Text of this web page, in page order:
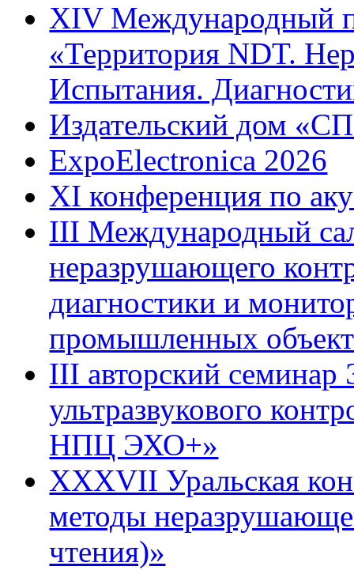
XIV Международный
«Территория NDT.
Испытания.
Издательский дом
ExpoElectronica 2026
XI конференция по
III Международный
неразрушающего
диагностики и
промышленных
III авторский
ультразвукового
НПЦ ЭХО+»
XXXVII Уральская
методы
чтения)»